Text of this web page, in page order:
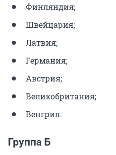
Финляндия;
Швейцария;
Латвия;
Германия;
Австрия;
Великобритания;
Венгрия.
Группа Б